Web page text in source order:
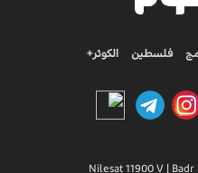
فلسطين الكوثر+
Nilesat 11900 V | Badr